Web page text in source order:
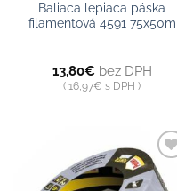
Baliaca lepiaca páska
filamentová 4591 75x50m
13,80€bez DPH
16,97€ s DPH
Pridať do
zoznamu